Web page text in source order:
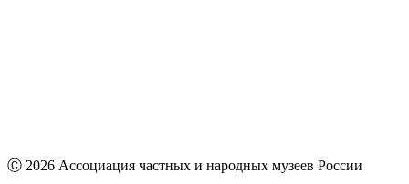
Ⓒ 2026 Ассоциация частных и народных музеев России